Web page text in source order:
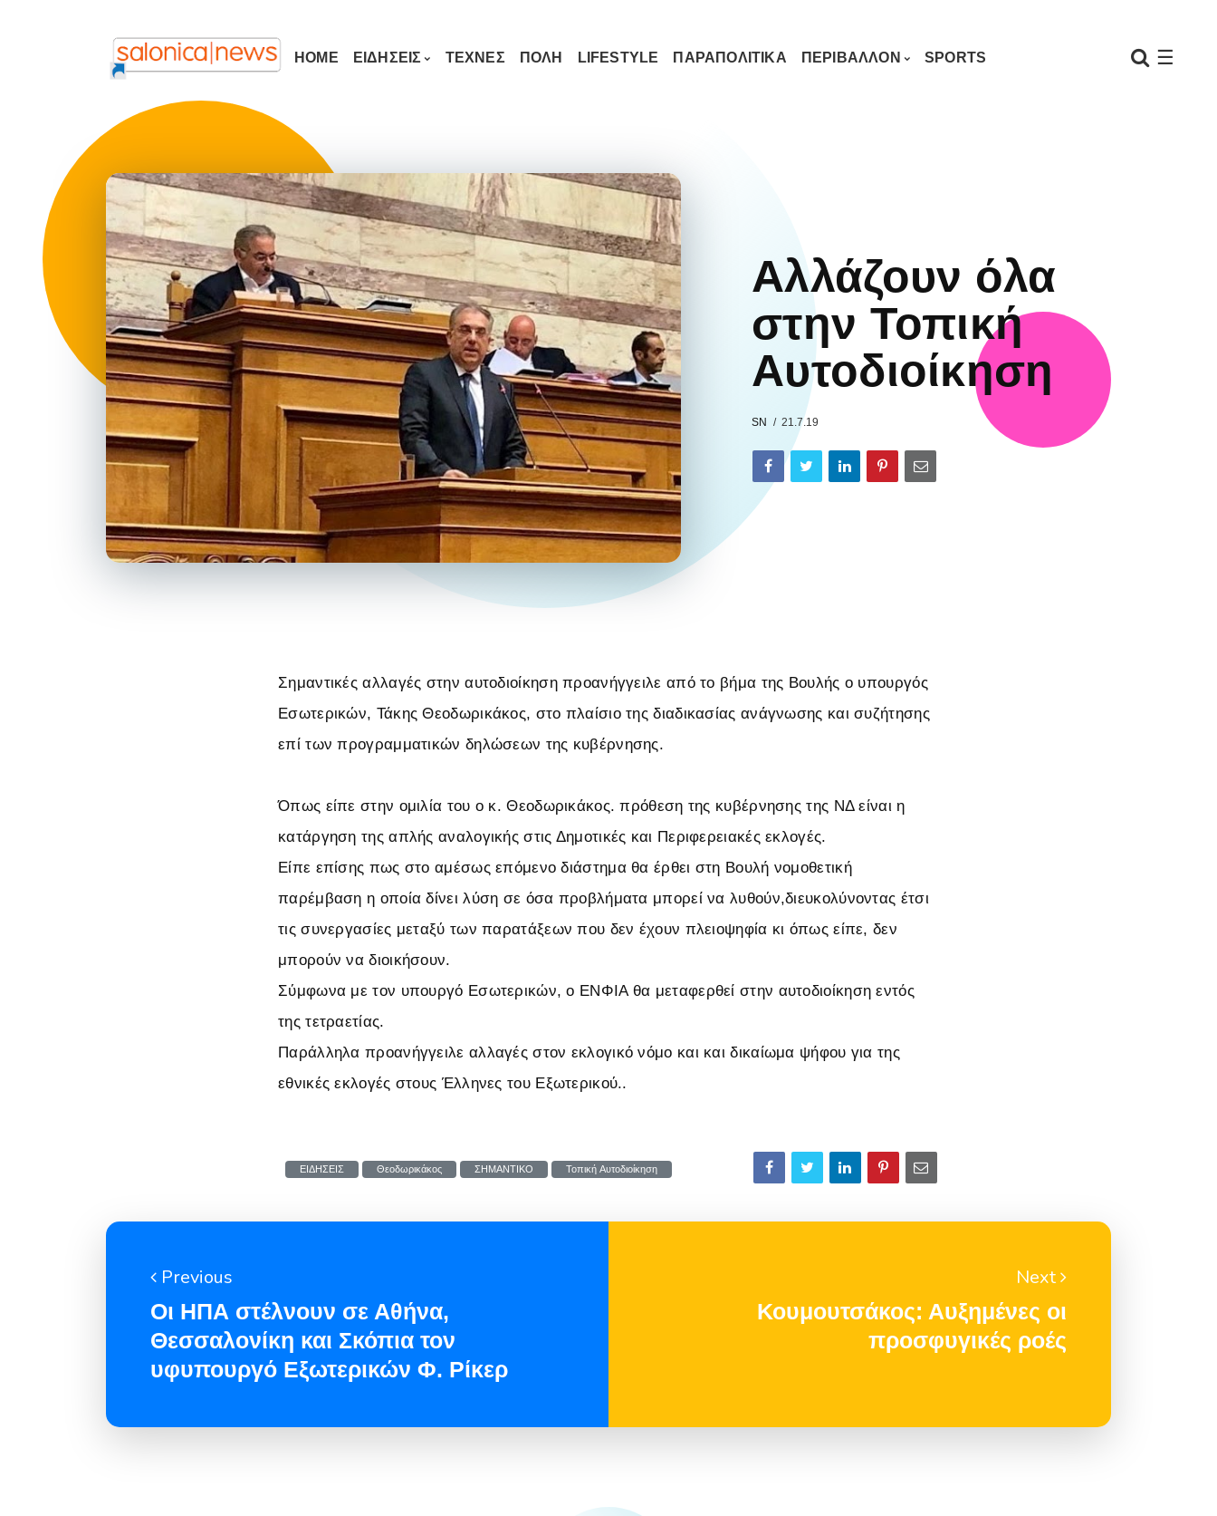
☰
HOME ΕΙΔΗΣΕΙΣ ΤΕΧΝΕΣ ΠΟΛΗ LIFESTYLE ΠΑΡΑΠΟΛΙΤΙΚΑ ΠΕΡΙΒΑΛΛΟΝ SPORTS
Αλλάζουν όλα
στην Τοπική
Αυτοδιοίκηση
SN 21.7.19
Σημαντικές αλλαγές στην αυτοδιοίκηση προανήγγειλε από το βήμα της Βουλής ο υπουργός
Εσωτερικών, Τάκης Θεοδωρικάκος, στο πλαίσιο της διαδικασίας ανάγνωσης και συζήτησης
επί των προγραμματικών δηλώσεων της κυβέρνησης.
Όπως είπε στην ομιλία του ο κ. Θεοδωρικάκος. πρόθεση της κυβέρνησης της ΝΔ είναι η
κατάργηση της απλής αναλογικής στις Δημοτικές και Περιφερειακές εκλογές.
Είπε επίσης πως στο αμέσως επόμενο διάστημα θα έρθει στη Βουλή νομοθετική
παρέμβαση η οποία δίνει λύση σε όσα προβλήματα μπορεί να λυθούν,διευκολύνοντας έτσι
τις συνεργασίες μεταξύ των παρατάξεων που δεν έχουν πλειοψηφία κι όπως είπε, δεν
μπορούν να διοικήσουν.
Σύμφωνα με τον υπουργό Εσωτερικών, ο ΕΝΦΙΑ θα μεταφερθεί στην αυτοδιοίκηση εντός
της τετραετίας.
Παράλληλα προανήγγειλε αλλαγές στον εκλογικό νόμο και και δικαίωμα ψήφου για της
εθνικές εκλογές στους Έλληνες του Εξωτερικού..
ΕΙΔΗΣΕΙΣ Θεοδωρικάκος ΣΗΜΑΝΤΙΚΟ Τοπική Αυτοδιοίκηση
Previous
Οι ΗΠΑ στέλνουν σε Αθήνα,
Θεσσαλονίκη και Σκόπια τον
υφυπουργό Εξωτερικών Φ. Ρίκερ
Next
Κουμουτσάκος: Αυξημένες οι
προσφυγικές ροές